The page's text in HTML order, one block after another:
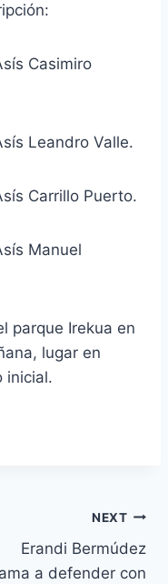
Casimiro
Leandro Valle.
Carrillo Puerto.
Manuel
parque Irekua en
lugar en
inicial.
NEXT
Erandi Bermúdez
a defender con